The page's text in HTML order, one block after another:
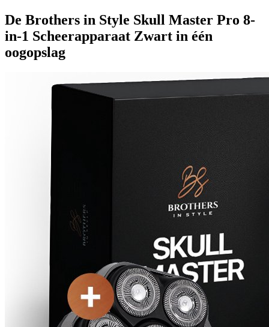
De Brothers in Style Skull Master Pro 8-
in-1 Scheerapparaat Zwart in één
oogopslag